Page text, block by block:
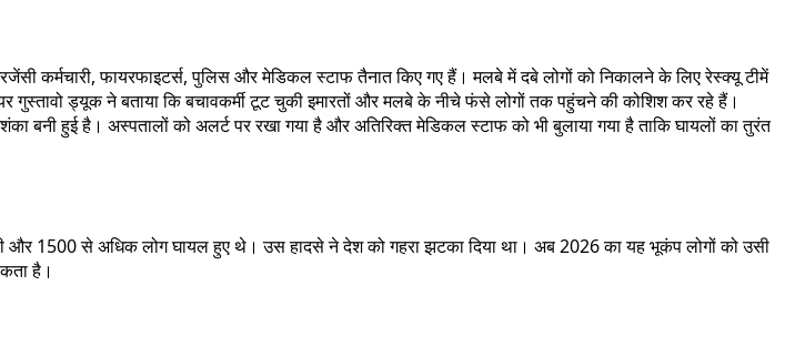
कर्मचारी, फायरफाइटर्स, पुलिस और मेडिकल स्टाफ तैनात किए गए हैं। मलबे में दबे लोगों को निकालने के लिए रेस्क्यू टीमें
गुस्तावो ड्यूक ने बताया कि बचावकर्मी टूट चुकी इमारतों और मलबे के नीचे फंसे लोगों तक पहुंचने की कोशिश कर रहे हैं।
बनी हुई है। अस्पतालों को अलर्ट पर रखा गया है और अतिरिक्त मेडिकल स्टाफ को भी बुलाया गया है ताकि घायलों का तुरंत
1500 से अधिक लोग घायल हुए थे। उस हादसे ने देश को गहरा झटका दिया था। अब 2026 का यह भूकंप लोगों को उसी
है।